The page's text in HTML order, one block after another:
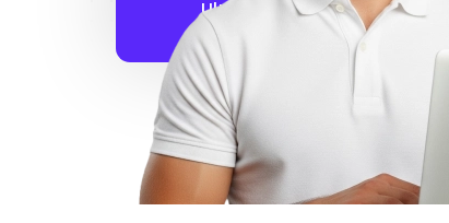
UltaAI
متاح!